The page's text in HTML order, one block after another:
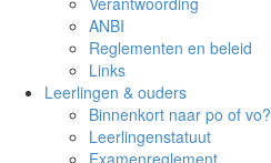
ANBI
Reglementen en beleid
Links
Leerlingen & ouders
Binnenkort naar po of vo?
Leerlingenstatuut
Examenreglement